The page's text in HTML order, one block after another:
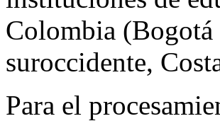
Colombia
suroccidente,
Para el